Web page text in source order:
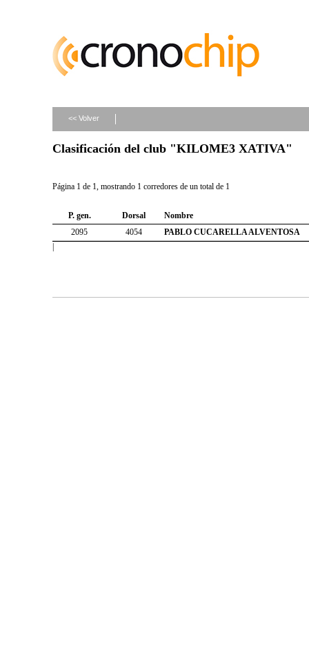
<< Volver
Clasificación del club "KILOME3 XATIVA"
Página 1 de 1, mostrando 1 corredores de un total de 1
P. gen. Dorsal
Nombre
2095
4054
PABLO CUCARELLA ALVENTOSA
|